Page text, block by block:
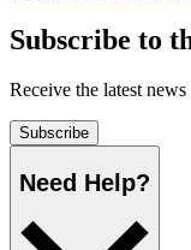
Subscribe to the mailing list​​​​‌
Receive the latest news about New Jersey's Clean Energy
Subscribe​​​​‌ ‍ ​‍​‍‌‍ ‌ ​‍‌‍‍‌‌‍‌ ‌‍‍‌‌‍ ‍​‍​‍​ ‍‍​‍​‍‌ ​ ‌‍​‌‌‍ ‍‌‍‍‌‌ ‌​‌ ‍‌​‍ ‍‌‍‍‌‌‍ ​‍​‍​‍ ​​‍​‍‌‍‍​‌ ​‍‌‍‌‌‌‍‌‍​‍​‍​ ‍‍​‍​‍‌‍‍​‌ ‌​‌ ‌​‌ ​​​ ‍‍​‍ ​‍ ‌‍ ​‌‍ ‌‍​ ‌‍​‌‌‍ ​‌‍‍​‌‍ ‌ ​ ‌ ‌​​ ‍‍​ ​ ​ ​ ​ ​ ​ ​ ​‍ ‌‍‍‌‌‍ ‍‌ ‌​‌‍‌‌‌‍ ‍‌ ‌​​‍ ‌‍‌‌‌‍‌​‌‍‍‌‌ ‌​​‍ ‌‍ ‌‌‍ ‌‍‌​‌‍‌‌​ ‌‌ ​​‌ ​‍‌‍‌‌‌ ​ ‌‍‌‌‌‍ ‍‌ ‌​‌‍​‌‌ ‌​‌‍‍‌‌‍ ‌‍ ‍​ ‍ ‌‍‍‌‌‍‌​​ ‌‌ ​ ‌‍‍‌‌ ‌​‌‍‌‌‌​‌‍‌‍ ‌‍ ‌ ‌​‌‍‌‌‌ ​‍​ ‍ ‌ ‌​‌ ‍‌‌ ​​‌‍‌‌​ ‌‌‍‌‍‌‍ ‌‍ ‌ ‌​‌‍‌‌‌ ​‍​ ‍ ‌ ​​‌‍​‌‌ ‌​‌‍‍​​ ‌‌‍ ‍‌‍‌‌‌ ‌ ‌ ​ ‌‍ ​‌‍‌‌‌ ‌​‌ ‌​‌‍‌‌‌ ​‍​‍ ‍‌‍​‍‌ ‌​‌‍ ‍​ ‌‍​‍‌‍​‌‌ ​ ‌‍‌‌‌‌‌‌‌ ​‍‌‍ ​​ ‌‌‍‍​‌ ‌​‌ ‌​‌ ​​​‍‌‌​ ​ ‌​​‌​‍‌‌​ ​‍‌​‌‍​‍‌‌​ ​‍‌​‌‍‌‍ ​‌‍ ‌‍​ ‌‍​‌‌‍ ​‌‍‍​‌‍ ‌ ​ ‌ ‌​​‍‌‌​ ​ ‌​​‌​ ​ ​ ​ ​ ​ ​ ​ ​‍‌‍‌‍‍‌‌‍‌​​ ‌‌ ​ ‌‍‍‌‌ ‌​‌‍‌‌‌​‌‍‌‍ ‌‍ ‌ ‌​‌‍‌‌‌ ​‍​‍‌‍‌ ‌​‌ ‍‌‌ ​​‌‍‌‌​ ‌‌‍‌‍‌‍ ‌‍ ‌ ‌​‌‍‌‌‌ ​‍​‍‌‍‌ ​​‌‍​‌‌ ‌​‌‍‍​​ ‌‌‍ ‍‌‍‌‌‌ ‌ ‌ ​ ‌‍ ​‌‍‌‌‌ ‌​‌ ‌​‌‍‌‌‌ ​‍​‍ ‍‌‍​‍‌ ‌​‌‍ ‍​‍‌‍‌ ​​‌‍‌‌‌ ​‍‌ ​ ‌ ​​‌‍‌‌‌‍​ ‌ ‌​‌‍‍‌‌ ‌‍‌‍‌‌​ ‌‌ ​​‌ ‌‌‌‍​‍‌‍ ​‌‍‍‌‌ ​ ‌‍‍​‌‍‌‌‌‍‌​​‍​‍‌ ‌
Need Help?​​​​‌ ‍ ​‍​‍‌‍ ‌ ​‍‌‍‍‌‌‍‌ ‌‍‍‌‌‍ ‍​‍​‍​ ‍‍​‍​‍‌ ​ ‌‍​‌‌‍ ‍‌‍‍‌‌ ‌​‌ ‍‌​‍ ‍‌‍‍‌‌‍ ​‍​‍​‍ ​​‍​‍‌‍‍​‌ ​‍‌‍‌‌‌‍‌‍​‍​‍​ ‍‍​‍​‍‌‍‍​‌ ‌​‌ ‌​‌ ​​​ ‍‍​‍ ​‍ ‌‍ ​‌‍ ‌‍​ ‌‍​‌‌‍ ​‌‍‍​‌‍ ‌ ​ ‌ ‌​​ ‍‍​ ​ ​ ​ ​ ​ ​ ​ ​‍ ‌‍‍‌‌‍ ‍‌ ‌​‌‍‌‌‌‍ ‍‌ ‌​​‍ ‌‍‌‌‌‍‌​‌‍‍‌‌ ‌​​‍ ‌‍ ‌‌‍ ‌‍‌​‌‍‌‌​ ‌‌ ​​‌ ​‍‌‍‌‌‌ ​ ‌‍‌‌‌‍ ‍‌ ‌​‌‍​‌‌ ‌​‌‍‍‌‌‍ ‌‍ ‍​ ‍ ‌‍‍‌‌‍‌​​ ‌‌ ​ ‌‍‍‌‌ ‌​‌‍‌‌‌​‌‍‌‍ ‌‍ ‌ ‌​‌‍‌‌‌ ​‍​ ‍ ‌ ‌​‌ ‍‌‌ ​​‌‍‌‌​ ‌‌‍‌‍‌‍ ‌‍ ‌ ‌​‌‍‌‌‌ ​‍​ ‍ ‌ ​​‌‍​‌‌ ‌​‌‍‍​​ ‌‌‍ ‌‌‍‌‌‌‍ ‍‌ ‌‌‌ ​ ​‍‌‌​ ‌‌‌​​‍‌‌ ‌‍‍ ‌‍‌‌‌ ‍‌​‍‌‌​ ​ ‌​‌​​‍‌‌​ ​ ‌​‌​​‍‌‌​ ​‍​ ​‍‌‍‌‌‌‍‌‍​ ​‌​ ‌ ​ ​‌‌‍​ ‌‍‌‌‌‍​‌​ ‍‌‌‍‌​​ ​‍‌‍​ ​‍‌‌​ ​‍​ ​‍​‍‌‌​ ‌‌‌​‌​​‍ ‍‌‍‍​‌‍‌‌‌‍​‌‌‍‌​‌‍‍‌‌‍ ‍‌‍‌ ​ ‌‍​‍‌‍​‌‌ ​ ‌‍‌‌‌‌‌‌‌ ​‍‌‍ ​​ ‌‌‍‍​‌ ‌​‌ ‌​‌ ​​​‍‌‌​ ​ ‌​​‌​‍‌‌​ ​‍‌​‌‍​‍‌‌​ ​‍‌​‌‍‌‍ ​‌‍ ‌‍​ ‌‍​‌‌‍ ​‌‍‍​‌‍ ‌ ​ ‌ ‌​​‍‌‌​ ​ ‌​​‌​ ​ ​ ​ ​ ​ ​ ​ ​‍‌‍‌‍‍‌‌‍‌​​ ‌‌ ​ ‌‍‍‌‌ ‌​‌‍‌‌‌​‌‍‌‍ ‌‍ ‌ ‌​‌‍‌‌‌ ​‍​‍‌‍‌ ‌​‌ ‍‌‌ ​​‌‍‌‌​ ‌‌‍‌‍‌‍ ‌‍ ‌ ‌​‌‍‌‌‌ ​‍​‍‌‍‌ ​​‌‍​‌‌ ‌​‌‍‍​​ ‌‌‍ ‌‌‍‌‌‌‍ ‍‌ ‌‌‌ ​ ​‍‌‌​ ‌‌‌​​‍‌‌ ‌‍‍ ‌‍‌‌‌ ‍‌​‍‌‌​ ​ ‌​‌​​‍‌‌​ ​ ‌​‌​​‍‌‌​ ​‍​ ​‍‌‍‌‌‌‍‌‍​ ​‌​ ‌ ​ ​‌‌‍​ ‌‍‌‌‌‍​‌​ ‍‌‌‍‌​​ ​‍‌‍​ ​‍‌‌​ ​‍​ ​‍​‍‌‌​ ‌‌‌​‌​​‍ ‍‌‍‍​‌‍‌‌‌‍​‌‌‍‌​‌‍‍‌‌‍ ‍‌‍‌ ​‍‌‍‌ ​​‌‍‌‌‌ ​‍‌ ​ ‌ ​​‌‍‌‌‌‍​ ‌ ‌​‌‍‍‌‌ ‌‍‌‍‌‌​ ‌‌ ​​‌ ‌‌‌‍​‍‌‍ ​‌‍‍‌‌ ​ ‌‍‍​‌‍‌‌‌‍‌​​‍​‍‌ ‌